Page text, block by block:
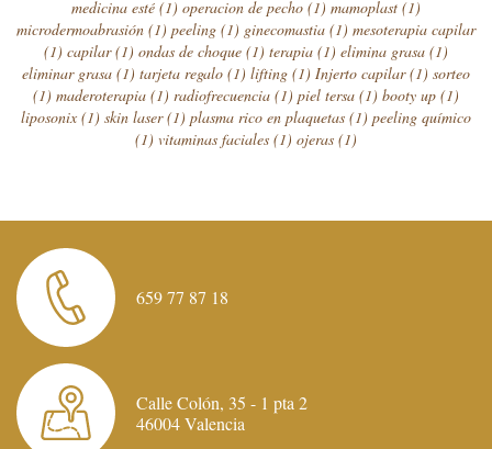
medicina esté (1) operacion de pecho (1) mamoplast (1)
microdermoabrasión (1) peeling (1) ginecomastia (1) mesoterapia capilar
(1) capilar(1) ondas de choque (1) terapia (1) elimina grasa (1)
eliminar grasa (1) tarjeta regalo (1) lifting (1) Injerto capilar(1) sorteo
(1) maderoterapia (1) radiofrecuencia (1) piel tersa (1) booty up (1)
liposonix (1) skin laser(1) plasma rico en plaquetas (1) peeling químico
(1) vitaminas faciales (1) ojeras (1)
659 77 87 18
Calle Colón, 35 - 1 pta 2
46004 Valencia